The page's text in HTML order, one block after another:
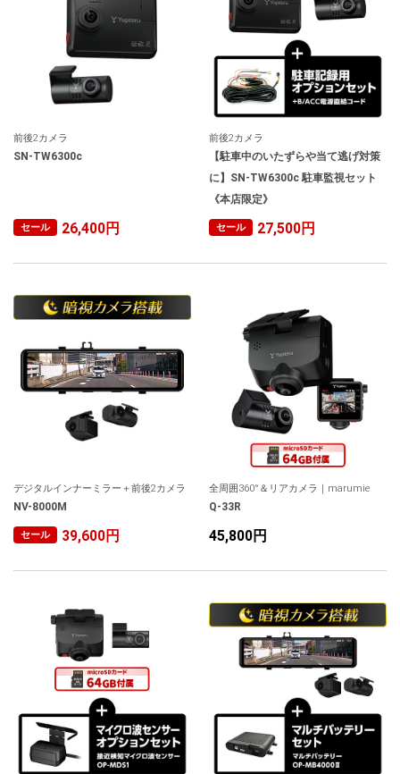
前後2カメラ
SN-TW6300c
セール 26,400円
前後2カメラ
【駐車中のいたずらや当て逃げ対策
に】SN-TW6300c 駐車監視セット
《本店限定》
セール 27,500円
デジタルインナーミラー＋前後2カメラ
NV-8000M
セール 39,600円
全周囲360°＆リアカメラ｜marumie
Q-33R
45,800円